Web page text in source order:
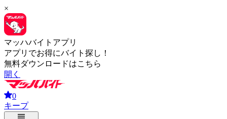
×
マッハバイトアプリ
アプリでお得にバイト探し！
無料ダウンロードはこちら
開く
0
キープ